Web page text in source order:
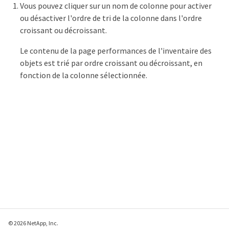
Vous pouvez cliquer sur un nom de colonne pour activer
ou désactiver l'ordre de tri de la colonne dans l'ordre
croissant ou décroissant.
Le contenu de la page performances de l'inventaire des
objets est trié par ordre croissant ou décroissant, en
fonction de la colonne sélectionnée.
© 2026 NetApp, Inc.